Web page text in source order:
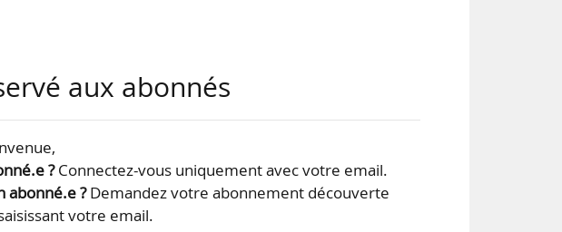
aux abonnés
?Connectez-vous uniquement avec votre email.
abonné.e ?Demandez votre abonnement découverte
votre email.